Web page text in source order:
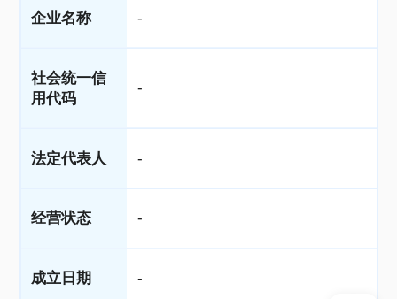
企业名称 -
社会统一信
用代码
-
法定代表人 -
经营状态 -
成立日期 -